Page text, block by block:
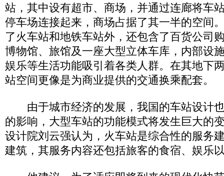
站，其中设有超市、商场，并通过连廊将车
停车场连接起来，商场占据了其一半的空间
了火车站和地铁车站外，还包含了百货公司
博物馆、旅馆及一座大型立体车库，内部设
娱乐等生活功能吸引着各类人群。在其地下
站空间更像是为商业提供的交通换乘配套。
由于城市经济的发展，我国的车站设计也
的影响，大型车站的功能模式将发生巨大的
设计院刘云强认为，火车站是综合性的服务
建筑，其服务内容还包括旅客的食宿、娱乐